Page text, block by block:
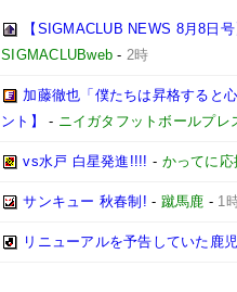
【SIGMACLUB NEWS 8月8日
SIGMACLUBweb -2時
加藤徹也「僕たちは昇格すると
ント】
- ニイガタフットボールプレ
vs水戸 白星発進!!!! - かってに応
サンキュー 秋春制! - 蹴馬鹿 - 1
リニューアルを予告していた鹿